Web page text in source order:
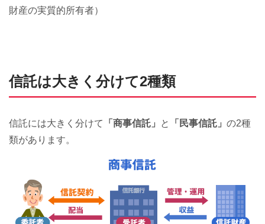
財産の実質的所有者）
信託は大きく分けて2種類
信託には大きく分けて 「商事信託」 と 「民事信託」 の2種
類があります。